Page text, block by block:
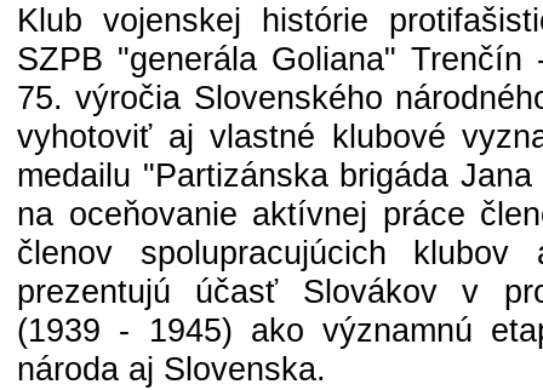
Klub vojenskej histórie
SZPB "generála Goliana"
75. výročia Slovenského
vyhotoviť aj vlastné klubové
medailu "Partizánska brigáda
na oceňovanie aktívnej práce
členov spolupracujúcich
prezentujú účasť Slovákov v
(1939 - 1945) ako významnú
národa aj Slovenska.